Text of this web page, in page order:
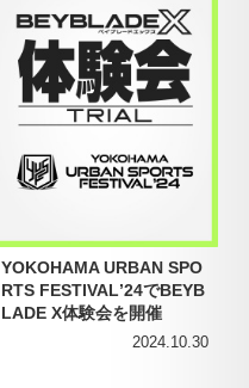
YOKOHAMA URBAN SPO
RTS FESTIVALʼ24でBEYB
LADE X体験会を開催
2024.10.30